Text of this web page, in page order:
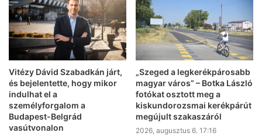
Vitézy Dávid Szabadkán járt,
és bejelentette, hogy mikor
indulhat el a
személyforgalom a
Budapest-Belgrád
vasútvonalon
„Szeged a legkerékpárosabb
magyar város” – Botka László
fotókat osztott meg a
kiskundorozsmai kerékpárút
megújult szakaszáról
2026, augusztus 6. 17:16